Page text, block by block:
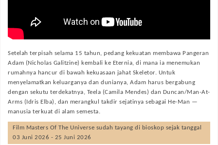
Setelah terpisah selama 15 tahun, pedang kekuatan membawa Pangeran
Adam (Nicholas Galitzine) kembali ke Eternia, di mana ia menemukan
rumahnya hancur di bawah kekuasaan jahat Skeletor. Untuk
menyelamatkan keluarganya dan dunianya, Adam harus bergabung
dengan sekutu terdekatnya, Teela (Camila Mendes) dan Duncan/Man-At-
Arms (Idris Elba), dan merangkul takdir sejatinya sebagai He-Man —
manusia terkuat di alam semesta.
Film Masters Of The Universe sudah tayang di bioskop sejak tanggal
03 Juni 2026 - 25 Juni 2026